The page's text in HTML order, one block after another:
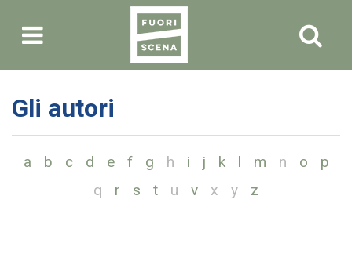
Gli autori
a b c d e f g h i j k l m n o
p
q
r s t u v x y z